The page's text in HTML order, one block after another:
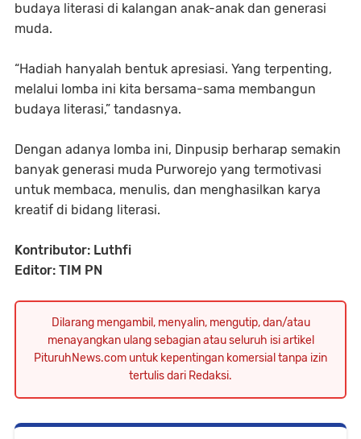
budaya literasi di kalangan anak-anak dan generasi
muda.
“Hadiah hanyalah bentuk apresiasi. Yang terpenting,
melalui lomba ini kita bersama-sama membangun
budaya literasi,” tandasnya.
Dengan adanya lomba ini, Dinpusip berharap semakin
banyak generasi muda Purworejo yang termotivasi
untuk membaca, menulis, dan menghasilkan karya
kreatif di bidang literasi.
Kontributor: Luthfi
Editor: TIM PN
Dilarang mengambil, menyalin, mengutip, dan/atau
menayangkan ulang sebagian atau seluruh isi artikel
PituruhNews.com untuk kepentingan komersial tanpa izin
tertulis dari Redaksi.